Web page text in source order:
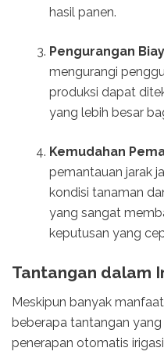
hasil panen.
Pengurangan
mengurangi
produksi dapat
yang lebih besar
Kemudahan
pemantauan jarak
kondisi tanaman
yang sangat
keputusan yang
Tantangan dalam
Meskipun banyak
beberapa tantangan
penerapan otomatis